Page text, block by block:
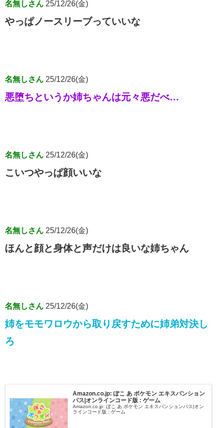
名無しさん 25/12/26(金)
やっぱノースリーブっていいな
名無しさん 25/12/26(金)
悪堕ちというか姉ちゃんは元々悪だべ…
名無しさん 25/12/26(金)
こいつやっぱ顔いいな
名無しさん 25/12/26(金)
ほんと顔と身体と声だけは良いな姉ちゃん
名無しさん 25/12/26(金)
姉をモモワロウから取り戻すために姉弟対決し
ろ
Amazon.co.jp: ぽこ あ ポケモン エキスパンション
パス|オンラインコード版 : ゲーム
Amazon.co.jp: ぽこ あ ポケモン エキスパンションパス|オン
ラインコード版 : ゲーム